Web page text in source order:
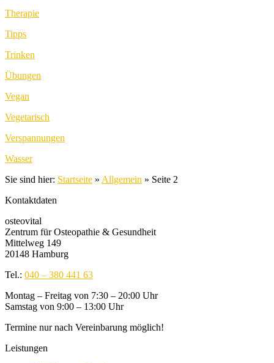
Therapie
Tipps
Trinken
Übungen
Vegan
Vegetarisch
Verspannungen
Wasser
Sie sind hier: Startseite » Allgemein » Seite 2
Kontaktdaten
osteovital
Zentrum für Osteopathie & Gesundheit
Mittelweg 149
20148 Hamburg
Tel.: 040 – 380 441 63
Montag – Freitag von 7:30 – 20:00 Uhr
Samstag von 9:00 – 13:00 Uhr
Termine nur nach Vereinbarung möglich!
Leistungen